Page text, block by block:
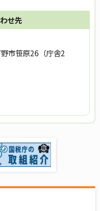
せ先
市笹原26（庁舎2